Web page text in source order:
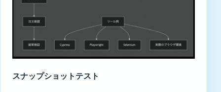
スナップショットテスト